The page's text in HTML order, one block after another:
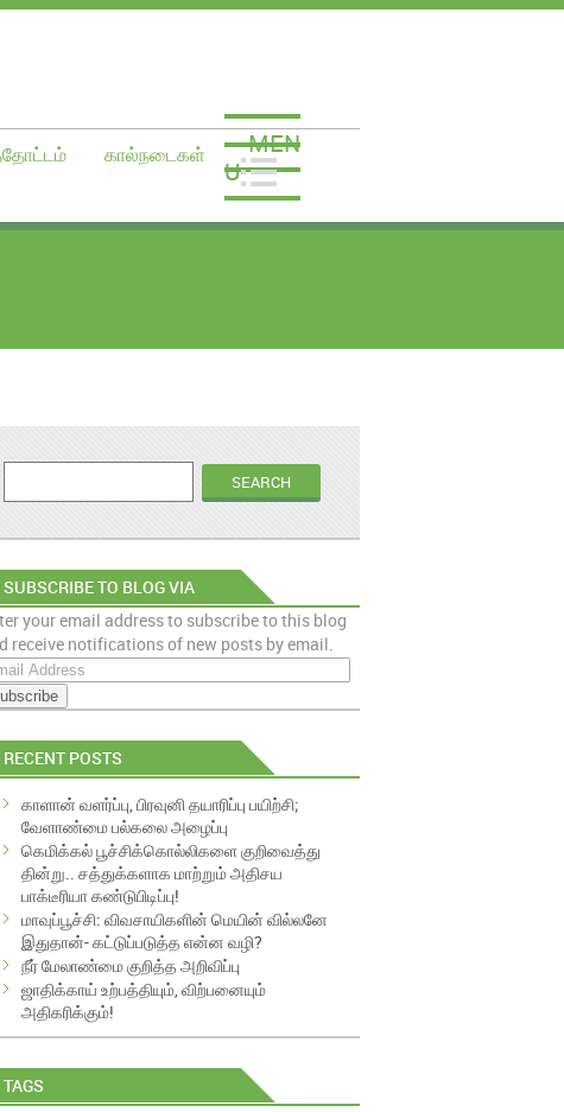
கால்நடைகள்
MEN
U
SUBSCRIBE TO BLOG VIA
EMAIL
your email address to subscribe to this blog
receive notifications of new posts by email.
RECENT POSTS
காளான் வளர்ப்பு, பிரவுனி தயாரிப்பு பயிற்சி;
வேளாண்மை பல்கலை அழைப்பு
கெமிக்கல் பூச்சிக்கொல்லிகளை குறிவைத்து
தின்று.. சத்துக்களாக மாற்றும் அதிசய
பாக்டீரியா கண்டுபிடிப்பு!
மாவுப்பூச்சி: விவசாயிகளின் மெயின் வில்லனே
இதுதான்- கட்டுப்படுத்த என்ன வழி?
நீர் மேலாண்மை குறித்த அறிவிப்பு
ஜாதிக்காய் உற்பத்தியும், விற்பனையும்
அதிகரிக்கும்!
TAGS